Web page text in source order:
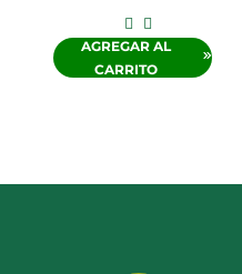
AGREGAR AL
CARRITO